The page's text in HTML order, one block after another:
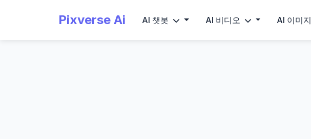
Pixverse Ai AI 챗봇 AI 비디오 AI 이미지